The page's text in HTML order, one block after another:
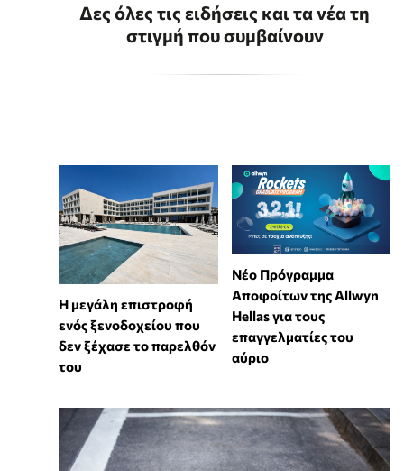
Δες όλες τις ειδήσεις και τα νέα τη
στιγμή που συμβαίνουν
Η μεγάλη επιστροφή
ενός ξενοδοχείου που
δεν ξέχασε το παρελθόν
του
Νέο Πρόγραμμα
Αποφοίτων της Allwyn
Hellas για τους
επαγγελματίες του
αύριο